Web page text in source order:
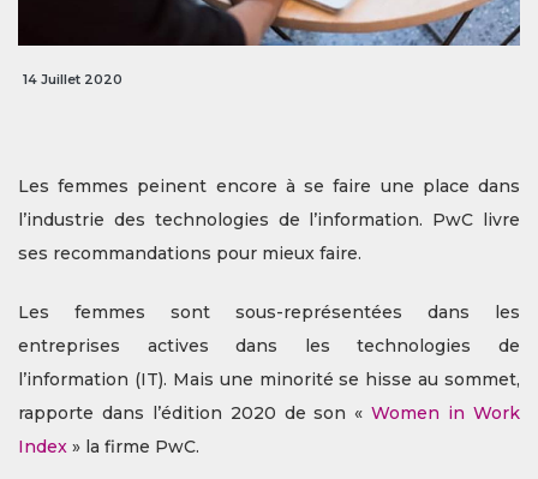
14 Juillet 2020
Les femmes peinent encore à se faire une place dans
l’industrie des technologies de l’information. PwC livre
ses recommandations pour mieux faire.
Les femmes sont sous-représentées dans les
entreprises actives dans les technologies de
l’information (IT). Mais une minorité se hisse au sommet,
rapporte dans l’édition 2020 de son «Women in Work
Index » la firme PwC.